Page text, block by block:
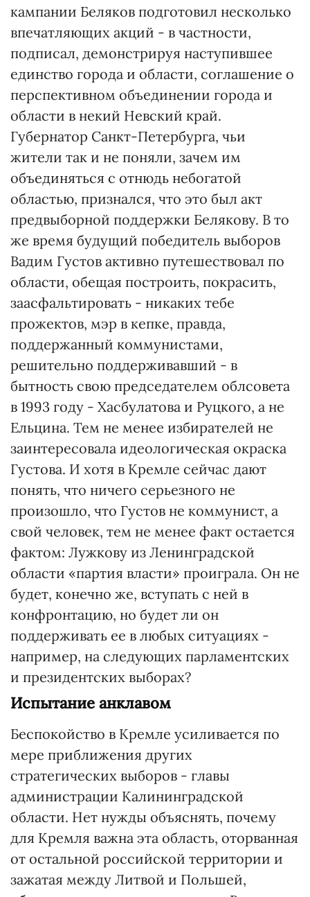
кампании Беляков подготовил несколько
впечатляющих акций - в частности,
подписал, демонстрируя наступившее
единство города и области, соглашение о
перспективном объединении города и
области в некий Невский край.
Губернатор Санкт-Петербурга, чьи
жители так и не поняли, зачем им
объединяться с отнюдь небогатой
областью, признался, что это был акт
предвыборной поддержки Белякову. В то
же время будущий победитель выборов
Вадим Густов активно путешествовал по
области, обещая построить, покрасить,
заасфальтировать - никаких тебе
прожектов, мэр в кепке, правда,
поддержанный коммунистами,
решительно поддерживавший - в
бытность свою председателем облсовета
в 1993 году - Хасбулатова и Руцкого, а не
Ельцина. Тем не менее избирателей не
заинтересовала идеологическая окраска
Густова. И хотя в Кремле сейчас дают
понять, что ничего серьезного не
произошло, что Густов не коммунист, а
свой человек, тем не менее факт остается
фактом: Лужкову из Ленинградской
области «партия власти» проиграла. Он не
будет, конечно же, вступать с ней в
конфронтацию, но будет ли он
поддерживать ее в любых ситуациях -
например, на следующих парламентских
и президентских выборах?
Испытание анклавом
Беспокойство в Кремле усиливается по
мере приближения других
стратегических выборов - главы
администрации Калининградской
области. Нет нужды объяснять, почему
для Кремля важна эта область, оторванная
от остальной российской территории и
зажатая между Литвой и Польшей,